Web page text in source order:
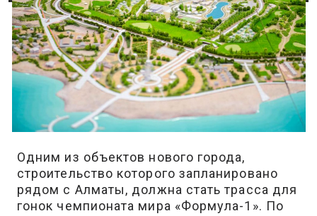
Одним из объектов нового города,
строительство которого запланировано
рядом с Алматы, должна стать трасса для
гонок чемпионата мира «Формула-1». По